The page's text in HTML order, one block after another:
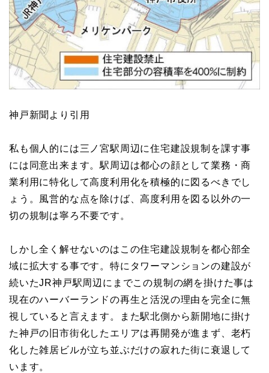
神戸新聞より引用
私も個人的には三ノ宮駅周辺に住宅建設規制を課す事
には同意出来ます。駅周辺は都心の顔として業務・商
業利用に特化して高度利用化を積極的に図るべきでし
ょう。風営的な点を除けば、高度利用を図る以外の一
切の規制は寧ろ不要です。
しかし全く解せないのはこの住宅建設規制を都心部全
域に拡大する事です。特にタワーマンションの建設が
続いたJR神戸駅周辺にまでこの規制の網を掛けた事は
現在のハーバーランドの再生と活況の理由を完全に無
視していると言えます。また駅北側から新開地に掛け
た神戸の旧市街化したエリアは再開発が進まず、老朽
化した雑居ビルが立ち並ぶだけの寂れた街に衰退して
います。